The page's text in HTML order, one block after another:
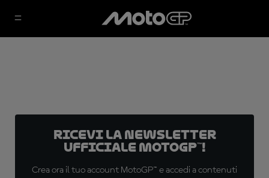
Ricevi la newsletter
ufficiale MotoGP™!
Crea ora il tuo account MotoGP™ e accedi a contenuti